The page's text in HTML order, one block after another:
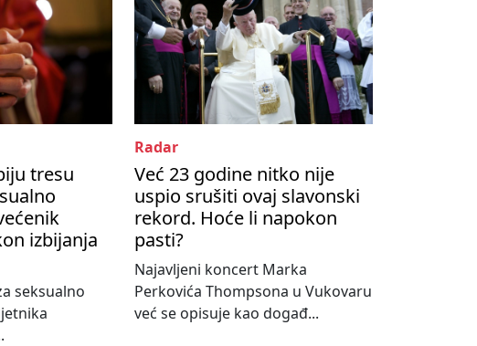
tresu
izbijanja
seksualno
Radar
Već 23 godine nitko nije
uspio srušiti ovaj slavonski
rekord. Hoće li napokon
pasti?
Najavljeni koncert Marka
Perkovića Thompsona u Vukovaru
već se opisuje kao događ...